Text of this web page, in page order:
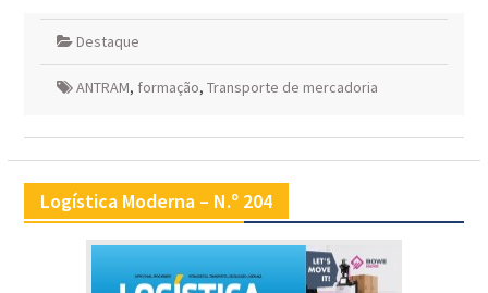
Destaque
ANTRAM, formação, Transporte de mercadoria
Logística Moderna – N.º 204